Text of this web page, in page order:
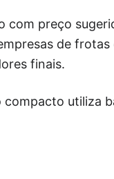
com preço
de
finais.
compacto utiliza